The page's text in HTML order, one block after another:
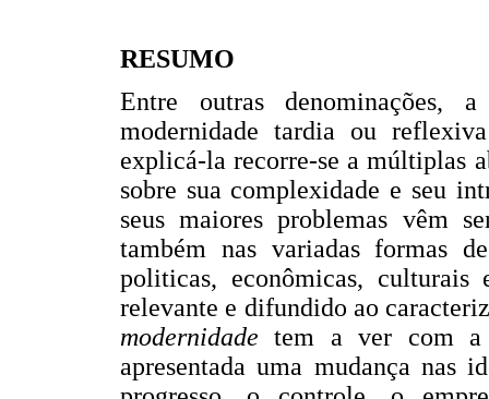
RESUMO
Entre outras denominações,
modernidade tardia ou
explicá-la recorre-se a múltiplas
sobre sua complexidade e seu
seus maiores problemas vêm
também nas variadas formas
politicas, econômicas,
relevante e difundido ao
modernidadetem a ver com a
apresentada uma mudança nas